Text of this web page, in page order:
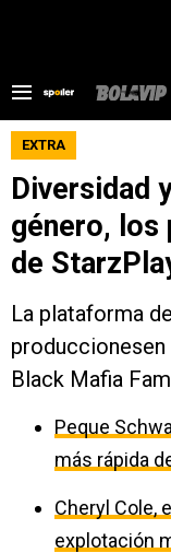
EXTRA
Diversidad
género,
de
La plataforma
produccionesen
Black Mafia
Peque
más rápida
Cheryl Cole,
explotación